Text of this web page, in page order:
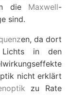
die Maxwell-
sind.
en, da dort
in den
nicht erklärt
zu Rate